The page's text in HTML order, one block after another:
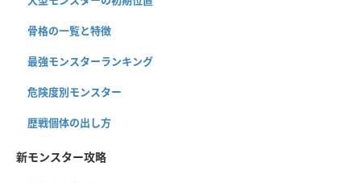
骨格の一覧と特徴
最強モンスターランキング
危険度別モンスター
歴戦個体の出し方
新モンスター攻略